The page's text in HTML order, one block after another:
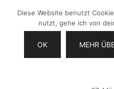
springen
Diese Website benutzt
nutzt, gehe ich von
OK MEHR